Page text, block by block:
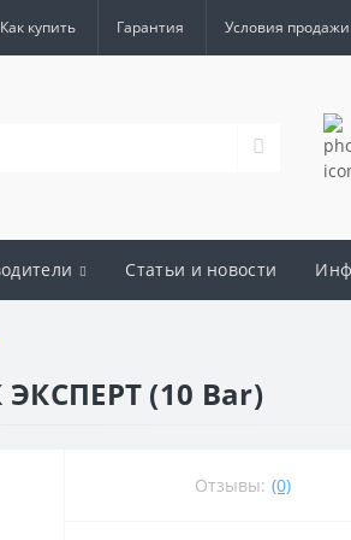
Как купить Гарантия Условия продажи
Статьи и новости
(10 Bar)
Отзывы: (0)